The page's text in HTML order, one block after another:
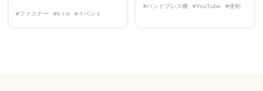
#ファスナー #h＋h #イベント
#ハンドプレス機 #YouTube #便利